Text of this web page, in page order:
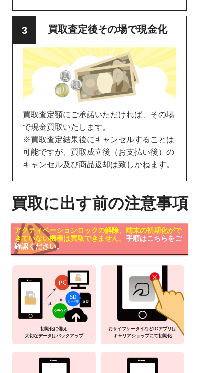
買取査定後その場で現金化
買取査定額にご承諾いただければ、その場
で現金買取いたします。
※買取査定結果後にキャンセルすることは
可能ですが、買取成立後（お支払い後）の
キャンセル及び商品返却は致しかねます。
買取に出す前の注意事項
アクティベーションロックの解除、端末の初期化がで
きていない機種は買取できません。 手順はこちらをご
確認ください。
初期化に備え
大切なデータはバックアップ
おサイフケータイなどICアプリは
キャリアショップにて初期化